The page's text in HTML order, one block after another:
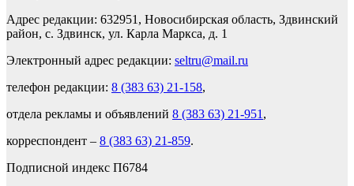
Адрес редакции: 632951, Новосибирская область, Здвинский
район, с. Здвинск, ул. Карла Маркса, д. 1
Электронный адрес редакции: seltru@mail.ru
телефон редакции: 8 (383 63) 21-158,
отдела рекламы и объявлений 8 (383 63) 21-951 ,
корреспондент – 8 (383 63) 21-859.
Подписной индекс П6784